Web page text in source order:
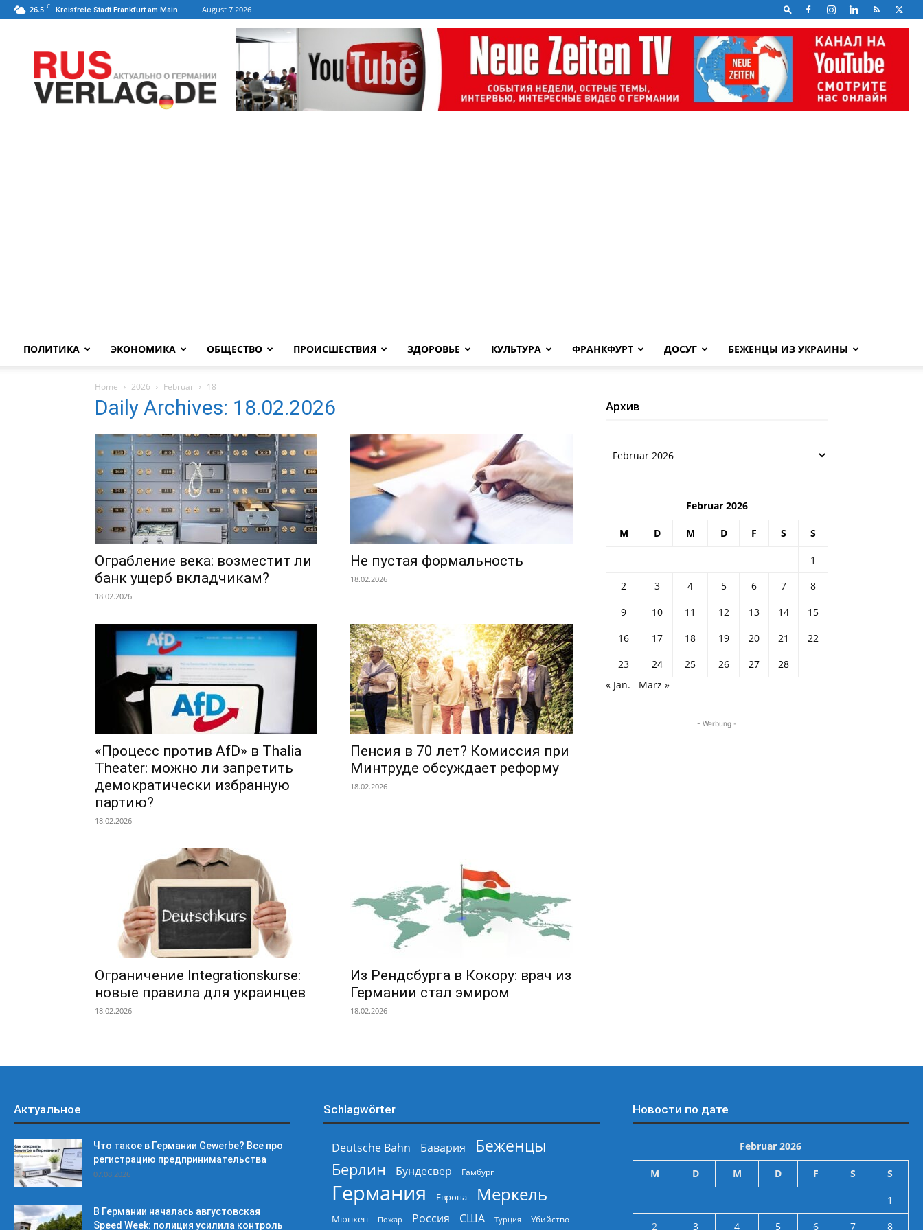
26.5 C Kreisfreie Stadt Frankfurt am Main August 7 2026
ПОЛИТИКА ЭКОНОМИКА ОБЩЕСТВО ПРОИСШЕСТВИЯ ЗДОРОВЬЕ КУЛЬТУРА ФРАНКФУРТ ДОСУГ БЕЖЕНЦЫ ИЗ УКРАИНЫ
Home 2026 Februar 18
Daily Archives: 18.02.2026
Ограбление века: возместит ли
банк ущерб вкладчикам?
18.02.2026
Не пустая формальность
18.02.2026
«Процесс против AfD» в Thalia
Theater: можно ли запретить
демократически избранную
партию?
18.02.2026
Пенсия в 70 лет? Комиссия при
Минтруде обсуждает реформу
18.02.2026
Ограничение Integrationskurse:
новые правила для украинцев
18.02.2026
Из Рендсбурга в Кокору: врач из
Германии стал эмиром
18.02.2026
Архив
Архив
Februar 2026
M D M D F S S
1
2
3 4 5 6 7
8
9
10 11 12 13 14
15
16
17 18 19 20 21
22
23
24 25 26 27
28
« Jan.
März »
- Werbung -
Актуальное
Что такое в Германии Gewerbe? Все про
регистрацию предпринимательства
07.08.2026
В Германии началась августовская
Speed Week: полиция усилила контроль
Schlagwörter
Deutsche Bahn Бавария
Беженцы
Берлин
Бундесвер Гамбург
Германия Европа Меркель
Мюнхен Пожар Россия США Турция Убийство
Новости по дате
Februar 2026
M D M D F S S
1
2
3 4 5 6 7 8